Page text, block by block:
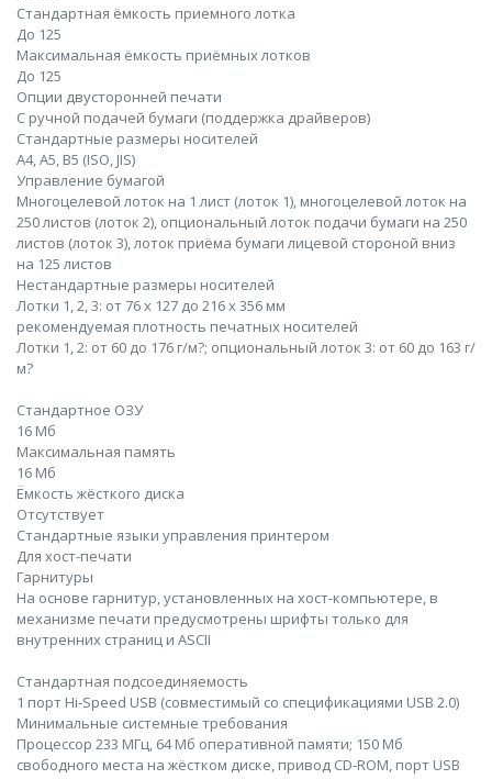
Стандартная ёмкость приемного лотка
До 125
Максимальная ёмкость приёмных лотков
До 125
Опции двусторонней печати
С ручной подачей бумаги (поддержка драйверов)
Стандартные размеры носителей
A4, A5, B5 (ISO, JIS)
Управление бумагой
Многоцелевой лоток на 1 лист (лоток 1), многоцелевой лоток на
250 листов (лоток 2), опциональный лоток подачи бумаги на 250
листов (лоток 3), лоток приёма бумаги лицевой стороной вниз
на 125 листов
Нестандартные размеры носителей
Лотки 1, 2, 3: от 76 x 127 до 216 x 356 мм
рекомендуемая плотность печатных носителей
Лотки 1, 2: от 60 до 176 г/м?; опциональный лоток 3: от 60 до 163 г/
м?
Стандартное ОЗУ
16 Мб
Максимальная память
16 Мб
Ёмкость жёсткого диска
Отсутствует
Стандартные языки управления принтером
Для хост-печати
Гарнитуры
На основе гарнитур, установленных на хост-компьютере, в
механизме печати предусмотрены шрифты только для
внутренних страниц и ASCII
Стандартная подсоединяемость
1 порт Hi-Speed USB (совместимый со спецификациями USB 2.0)
Минимальные системные требования
Процессор 233 МГц, 64 Мб оперативной памяти; 150 Мб
свободного места на жёстком диске, привод CD-ROM, порт USB